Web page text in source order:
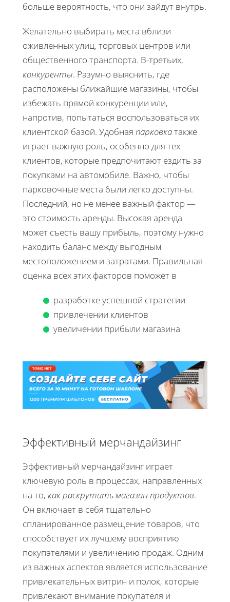
больше вероятность, что они зайдут внутрь.
Желательно выбирать места вблизи
оживленных улиц, торговых центров или
общественного транспорта. В-третьих,
конкуренты. Разумно выяснить, где
расположены ближайшие магазины, чтобы
избежать прямой конкуренции или,
напротив, попытаться воспользоваться их
клиентской базой. Удобная парковкатакже
играет важную роль, особенно для тех
клиентов, которые предпочитают ездить за
покупками на автомобиле. Важно, чтобы
парковочные места были легко доступны.
Последний, но не менее важный фактор —
это стоимость аренды. Высокая аренда
может съесть вашу прибыль, поэтому нужно
находить баланс между выгодным
местоположением и затратами. Правильная
оценка всех этих факторов поможет в
разработке успешной стратегии
привлечении клиентов
увеличении прибыли магазина
Эффективный мерчандайзинг
Эффективный мерчандайзинг играет
ключевую роль в процессах, направленных
на то, как раскрутить магазин продуктов.
Он включает в себя тщательно
спланированное размещение товаров, что
способствует их лучшему восприятию
покупателями и увеличению продаж. Одним
из важных аспектов является использование
привлекательных витрин и полок, которые
привлекают внимание покупателя и